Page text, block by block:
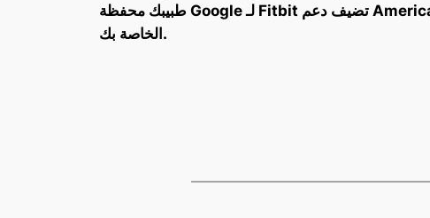
طبيبك محفظة Google لـ Fitbit تضيف دعم American Express تابع بن: Twitter/X، وThreads، وInstagram أضف 9to5Google إلى خلاصة أخبار Google
الخاصة بك.